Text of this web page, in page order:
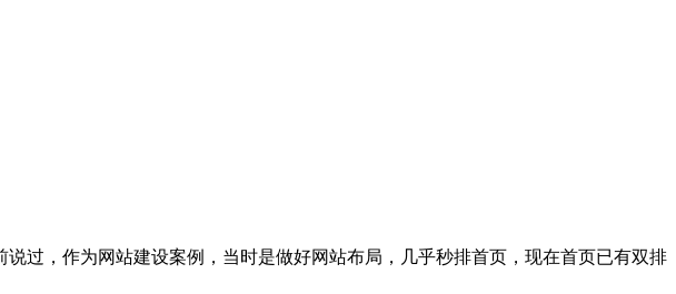
过，作为网站建设案例，当时是做好网站布局，几乎秒排首页，现在首页已有双排